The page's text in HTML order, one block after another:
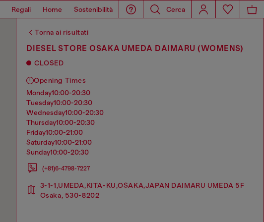
Regali Home Sostenibilità Cerca
Torna ai risultati
DIESEL STORE OSAKA UMEDA DAIMARU (WOMENS)
CLOSED
Opening Times
monday10:00-20:30
tuesday10:00-20:30
wednesday10:00-20:30
thursday10:00-20:30
friday10:00-21:00
saturday10:00-21:00
sunday10:00-20:30
(+81)6-4798-7227
3-1-1,UMEDA,KITA-KU,OSAKA,JAPAN DAIMARU UMEDA 5F
Osaka, 530-8202